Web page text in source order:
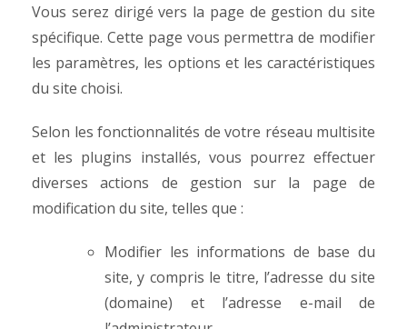
Vous serez dirigé vers la page de gestion du site
spécifique. Cette page vous permettra de modifier
les paramètres, les options et les caractéristiques
du site choisi.
Selon les fonctionnalités de votre réseau multisite
et les plugins installés, vous pourrez effectuer
diverses actions de gestion sur la page de
modification du site, telles que :
Modifier les informations de base du
site, y compris le titre, l’adresse du site
(domaine) et l’adresse e-mail de